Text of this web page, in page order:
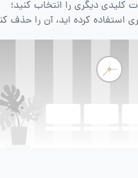
کلیدی دیگری را انتخاب کنید؛
استفاده کرده اید، آن را حذف